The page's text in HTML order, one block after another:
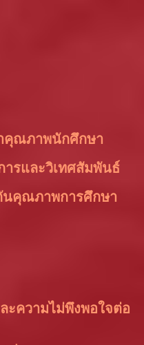
คุณภาพนักศึกษา
ารและวิเทศสัมพันธ์
นคุณภาพการศึกษา
ะความไม่พึงพอใจต่อ